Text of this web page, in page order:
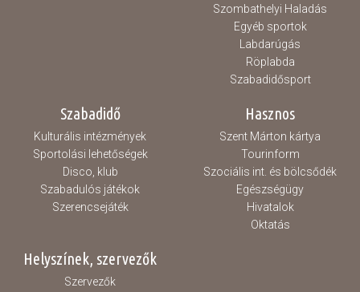
Szombathelyi Haladás
Egyéb sportok
Labdarúgás
Röplabda
Szabadidősport
Szabadidő
Kulturális intézmények
Sportolási lehetőségek
Disco, klub
Szabadulós játékok
Szerencsejáték
Hasznos
Szent Márton kártya
Tourinform
Szociális int. és bölcsődék
Egészségügy
Hivatalok
Oktatás
Helyszínek, szervezők
Szervezők